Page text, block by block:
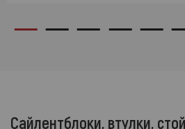
Сайлентблоки, втулки,